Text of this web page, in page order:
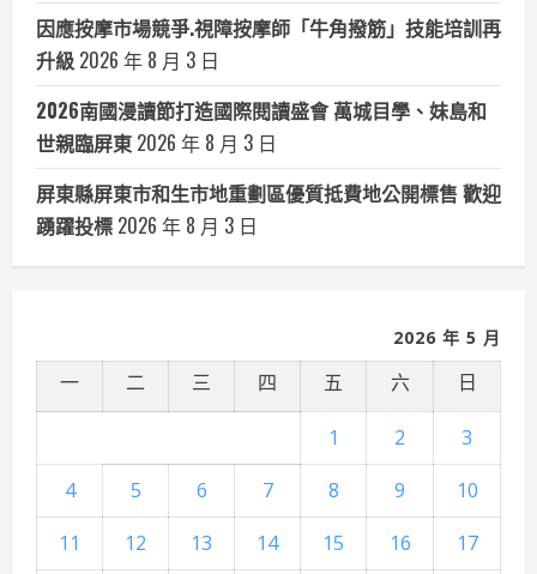
因應按摩市場競爭.視障按摩師「牛角撥筋」技能培訓再
升級 2026 年 8 月 3 日
2026南國漫讀節打造國際閱讀盛會 萬城目學、妹島和
世親臨屏東 2026 年 8 月 3 日
屏東縣屏東市和生市地重劃區優質抵費地公開標售 歡迎
踴躍投標 2026 年 8 月 3 日
2026 年 5 月
一 二 三 四 五 六 日
1 2
3
4
5 6 7 8 9
10
11
12 13 14 15 16
17